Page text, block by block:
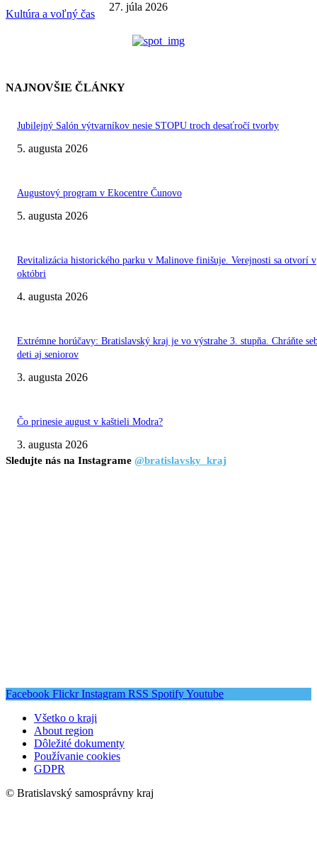
Kultúra a voľný čas
27. júla 2026
NAJNOVŠIE ČLÁNKY
Jubilejný Salón výtvarníkov nesie STOPU troch desaťročí tvorby
5. augusta 2026
Augustový program v Ekocentre Čunovo
5. augusta 2026
Revitalizácia historického parku v Malinove finišuje. Verejnosti sa otvorí v
októbri
4. augusta 2026
Extrémne horúčavy: Bratislavský kraj je vo výstrahe 3. stupňa. Chráňte
deti aj seniorov
3. augusta 2026
Čo prinesie august v kaštieli Modra?
3. augusta 2026
Sledujte nás na Instagrame @bratislavsky_kraj
Facebook Flickr Instagram RSS SpotifyYoutube
Všetko o kraji
About region
Dôležité dokumenty
Používanie cookies
GDPR
© Bratislavský samosprávny kraj